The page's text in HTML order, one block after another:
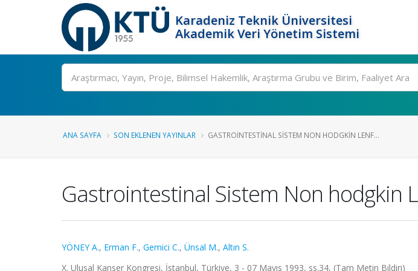
Karadeniz Teknik Üniversitesi
Akademik Veri Yönetim Sistemi
Ara
ANA SAYFA SON EKLENEN YAYINLAR GASTROINTESTINAL SISTEM NON HODGKIN LENF...
Gastrointestinal Sistem Non hodgkin
YÖNEY A., Erman F., Gemici C., Ünsal M., Altın S.
X. Ulusal Kanser Kongresi, İstanbul, Türkiye, 3 - 07 Mayıs 1993, ss.34, (Tam Metin Bildiri)